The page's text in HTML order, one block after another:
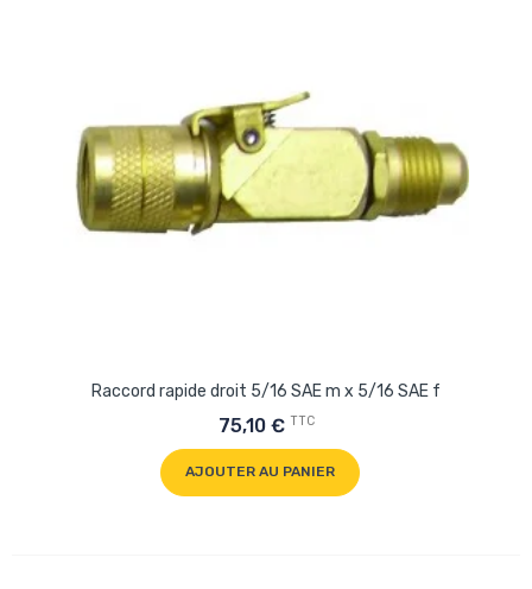
Raccord rapide droit 5/16 SAE m x 5/16 SAE f
75,10 € TTC
AJOUTER AU PANIER